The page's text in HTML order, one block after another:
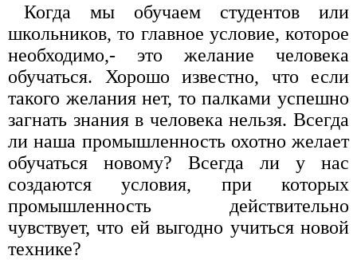
Когда мы обучаем студентов или
школьников, то главное условие, которое
необходимо,- это желание человека
обучаться. Хорошо известно, что если
такого желания нет, то палками успешно
загнать знания в человека нельзя. Всегда
ли наша промышленность охотно желает
обучаться новому? Всегда ли у нас
создаются условия, при которых
промышленность действительно
чувствует, что ей выгодно учиться новой
технике?